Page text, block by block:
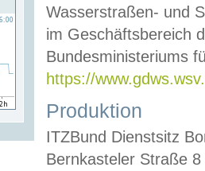
Wasserstraßen- und
im Geschäftsbereich
Bundesministeriums
https://
Produktion
ITZBund Dienstsitz
Bernkasteler Straße 8